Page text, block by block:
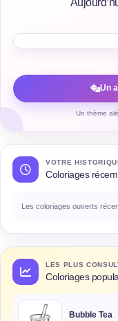
Un
Un thème
VOTRE
Coloriages
Les coloriages ouverts
LES PLUS
Coloriages
Bubble Tea